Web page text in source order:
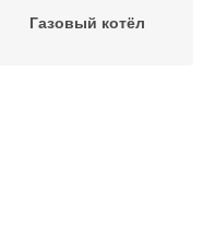
Газовый котёл